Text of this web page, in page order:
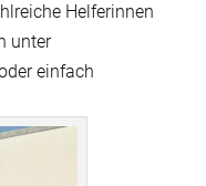
Helferinnen
unter
einfach